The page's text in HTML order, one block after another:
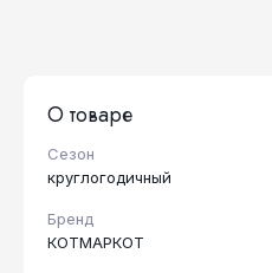
О товаре
Сезон
круглогодичный
Бренд
КОТМАРКОТ